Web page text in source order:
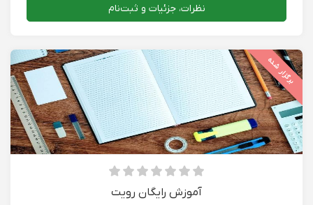
نظرات، جزئیات و ثبت‌نام
برگزار شده
آموزش رایگان رویت